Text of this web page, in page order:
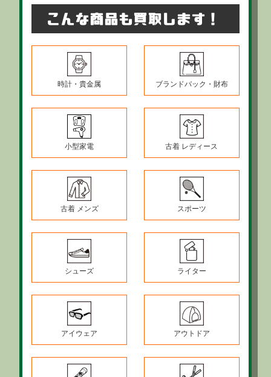
こんな商品も買取します！
時計・貴金属 ブランドバック・財布
小型家電 古着 レディース
古着 メンズ スポーツ
シューズ ライター
アイウェア アウトドア